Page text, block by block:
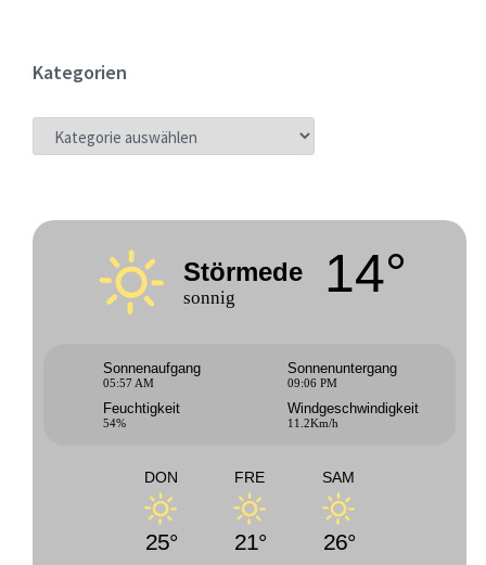
Kategorien
KATEGORIEN
Störmede
sonnig 14°
Sonnenaufgang
05:57 AM
Sonnenuntergang
09:06 PM
Feuchtigkeit
54%
Windgeschwindigkeit
11.2Km/h
DON
25°
FRE
21°
SAM
26°